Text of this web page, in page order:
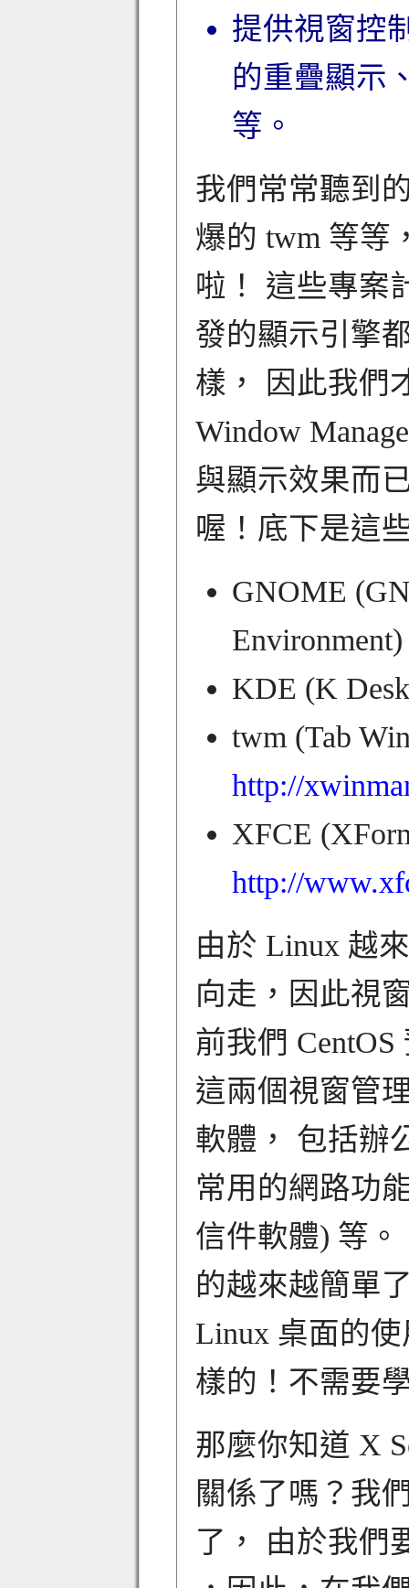
提供視窗控
的重疊顯示
等。
我們常常聽到
爆的 twm 等等
啦！ 這些專案
發的顯示引擎
樣， 因此我們
Window
與顯示效果而
喔！底下是這
GNOME
KDE (K
twm (Tab
http://
XFCE
http://
由於 Linux 越
向走，因此視
前我們
這兩個視窗管
軟體， 包括辦
常用的網路功
信件軟體) 等
的越來越簡單
Linux 桌面的
樣的！不需要
那麼你知道 X
關係了嗎？我
了， 由於我們